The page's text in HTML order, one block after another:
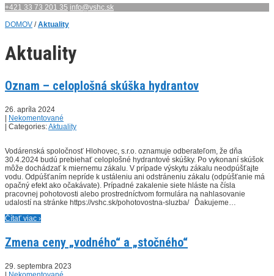
+421 33 73 201 35 info@vshc.sk
DOMOV /Aktuality
Aktuality
Oznam – celoplošná skúška hydrantov
26. apríla 2024
| Nekomentované
| Categories:Aktuality
Vodárenská spoločnosť Hlohovec, s.r.o. oznamuje odberateľom, že dňa
30.4.2024 budú prebiehať celoplošné hydrantové skúšky. Po vykonaní skúšok
môže dochádzať k miernemu zákalu. V prípade výskytu zákalu neodpúšťajte
vodu. Odpúšťaním nepríde k ustáleniu ani odstráneniu zákalu (odpúšťanie má
opačný efekt ako očakávate). Prípadné zakalenie siete hláste na čísla
pracovnej pohotovosti alebo prostredníctvom formulára na nahlasovanie
udalostí na stránke https://vshc.sk/pohotovostna-sluzba/ Ďakujeme…
Čítať viac ›
Zmena ceny „vodného“ a „stočného“
29. septembra 2023